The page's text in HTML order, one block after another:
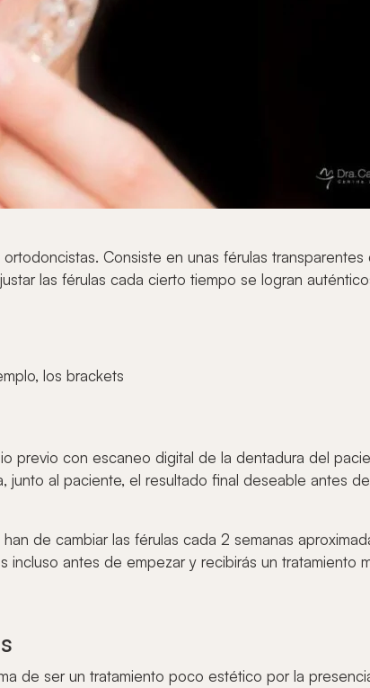
Consiste en unas férulas
las férulas cada cierto tiempo se logran
los brackets
previo con escaneo digital de la dentadura del
al paciente, el resultado final deseable antes
de cambiar las férulas cada 2 semanas
antes de empezar y recibirás un tratamiento
de ser un tratamiento poco estético por la